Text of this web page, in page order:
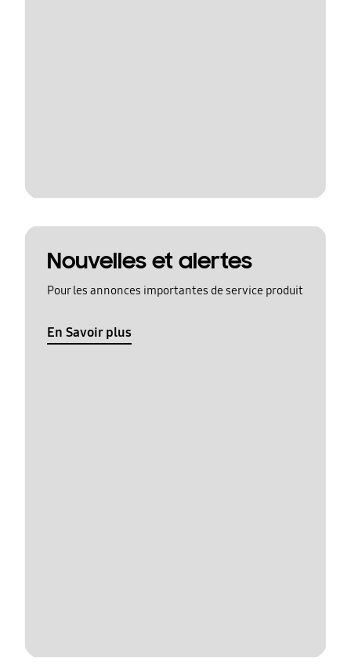
Nouvelles et alertes
Pour les annonces importantes de service produit
En Savoir plus